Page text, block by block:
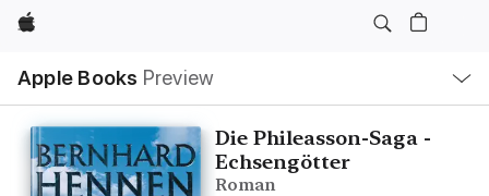
Apple
Apple Books Preview
Nav
Open
Menu
Die Phileasson-Saga -
Echsengötter
Roman